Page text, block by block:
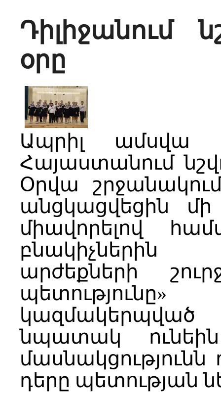
Դիլիջանում
օրը
Ապրիլ ամսվա
Հայաստանում
Օրվա
անցկացվեցին մի
միավորելով
արժեքների
նպատակ
դերը պետության